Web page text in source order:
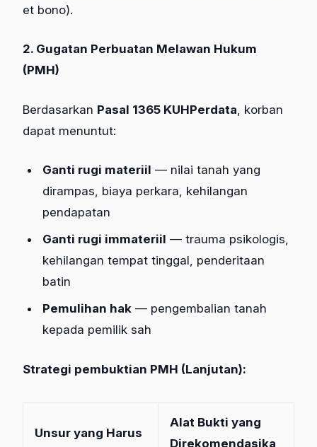
et bono).
2. Gugatan Perbuatan Melawan Hukum
(PMH)
Berdasarkan Pasal 1365 KUHPerdata , korban
dapat menuntut:
Ganti rugi materiil — nilai tanah yang
dirampas, biaya perkara, kehilangan
pendapatan
Ganti rugi immateriil — trauma psikologis,
kehilangan tempat tinggal, penderitaan
batin
Pemulihan hak — pengembalian tanah
kepada pemilik sah
Strategi pembuktian PMH (Lanjutan):
Unsur yang Harus
Alat Bukti yang
Direkomendasika